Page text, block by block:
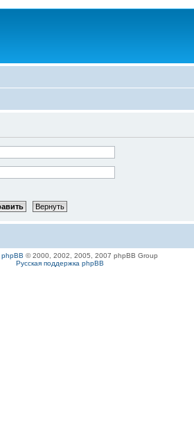
phpBB © 2000, 2002, 2005, 2007 phpBB Group
Русская поддержка phpBB